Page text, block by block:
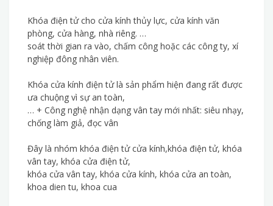
Khóa điện tử cho cửa kính thủy lực, cửa kính văn
phòng, cửa hàng, nhà riêng. …
soát thời gian ra vào, chấm công hoặc các công ty, xí
nghiệp đông nhân viên.
Khóa cửa kính điện tử là sản phẩm hiện đang rất được
ưa chuộng vì sự an toàn,
… + Công nghệ nhận dạng vân tay mới nhất: siêu nhạy,
chống làm giả, đọc vân
Đây là nhóm khóa điện tử cửa kính,khóa điện tử, khóa
vân tay, khóa cửa điện tử,
khóa cửa vân tay, khóa cửa kính, khóa cửa an toàn,
khoa dien tu, khoa cua